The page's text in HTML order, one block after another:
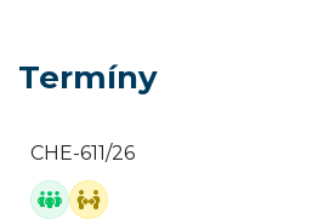
Termíny
CHE-611/26